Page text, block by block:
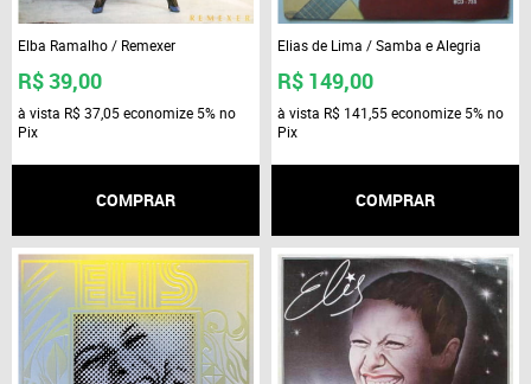
Elba Ramalho / Remexer
R$ 39,00
à vista R$ 37,05economize 5%no
Pix
COMPRAR
Elias de Lima / Samba e Alegria
R$ 149,00
à vista R$ 141,55economize 5%no
Pix
COMPRAR